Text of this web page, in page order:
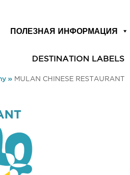
ПОЛЕЗНАЯ ИНФОРМАЦИЯ
DESTINATION LABELS
» MULAN CHINESE RESTAURANT